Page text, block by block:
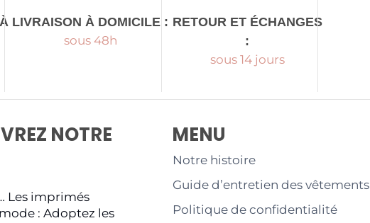
LIVRAISON À DOMICILE :
sous 48h
RETOUR ET ÉCHANGES
:
sous 14 jours
NOTRE
Les imprimés
: Adoptez les
MENU
Notre histoire
Guide d’entretien des vêtements
Politique de confidentialité